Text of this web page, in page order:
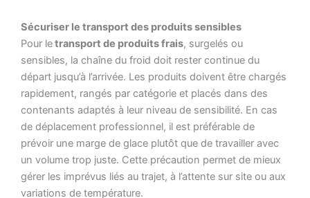
Sécuriser le transport des produits sensibles
Pour letransport de produits frais, surgelés ou
sensibles, la chaîne du froid doit rester continue du
départ jusqu’à l’arrivée. Les produits doivent être chargés
rapidement, rangés par catégorie et placés dans des
contenants adaptés à leur niveau de sensibilité. En cas
de déplacement professionnel, il est préférable de
prévoir une marge de glace plutôt que de travailler avec
un volume trop juste. Cette précaution permet de mieux
gérer les imprévus liés au trajet, à l’attente sur site ou aux
variations de température.